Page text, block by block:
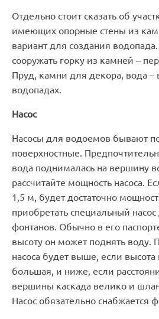
Отдельно стоит сказать об
имеющих опорные стены из
вариант для создания
сооружать горку из камней –
Пруд, камни для декора, вода –
водопадах.
Насос
Насосы для водоемов бывают
поверхностные.
вода поднималась на вершину
рассчитайте мощность насоса.
1,5 м, будет достаточно
приобретать специальный
фонтанов. Обычно в его
высоту он может поднять воду.
насоса будет выше, если высота
большая, и ниже, если
вершины каскада велико и
Насос обязательно снабжается